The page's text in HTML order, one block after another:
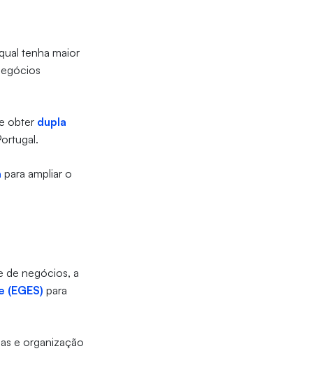
tenha maior
obter dupla
para ampliar o
de negócios, a
para
e organização